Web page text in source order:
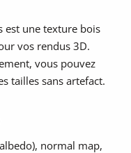
est une texture bois
vos rendus 3D.
vous pouvez
tailles sans artefact.
normal map,